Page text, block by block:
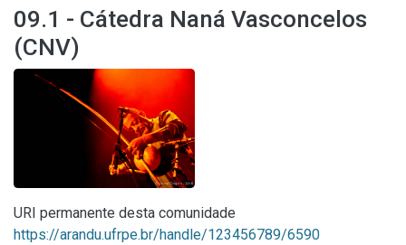
09.1 - Cátedra Naná Vasconcelos
(CNV)
URI permanente desta comunidade
https://arandu.ufrpe.br/handle/123456789/6590